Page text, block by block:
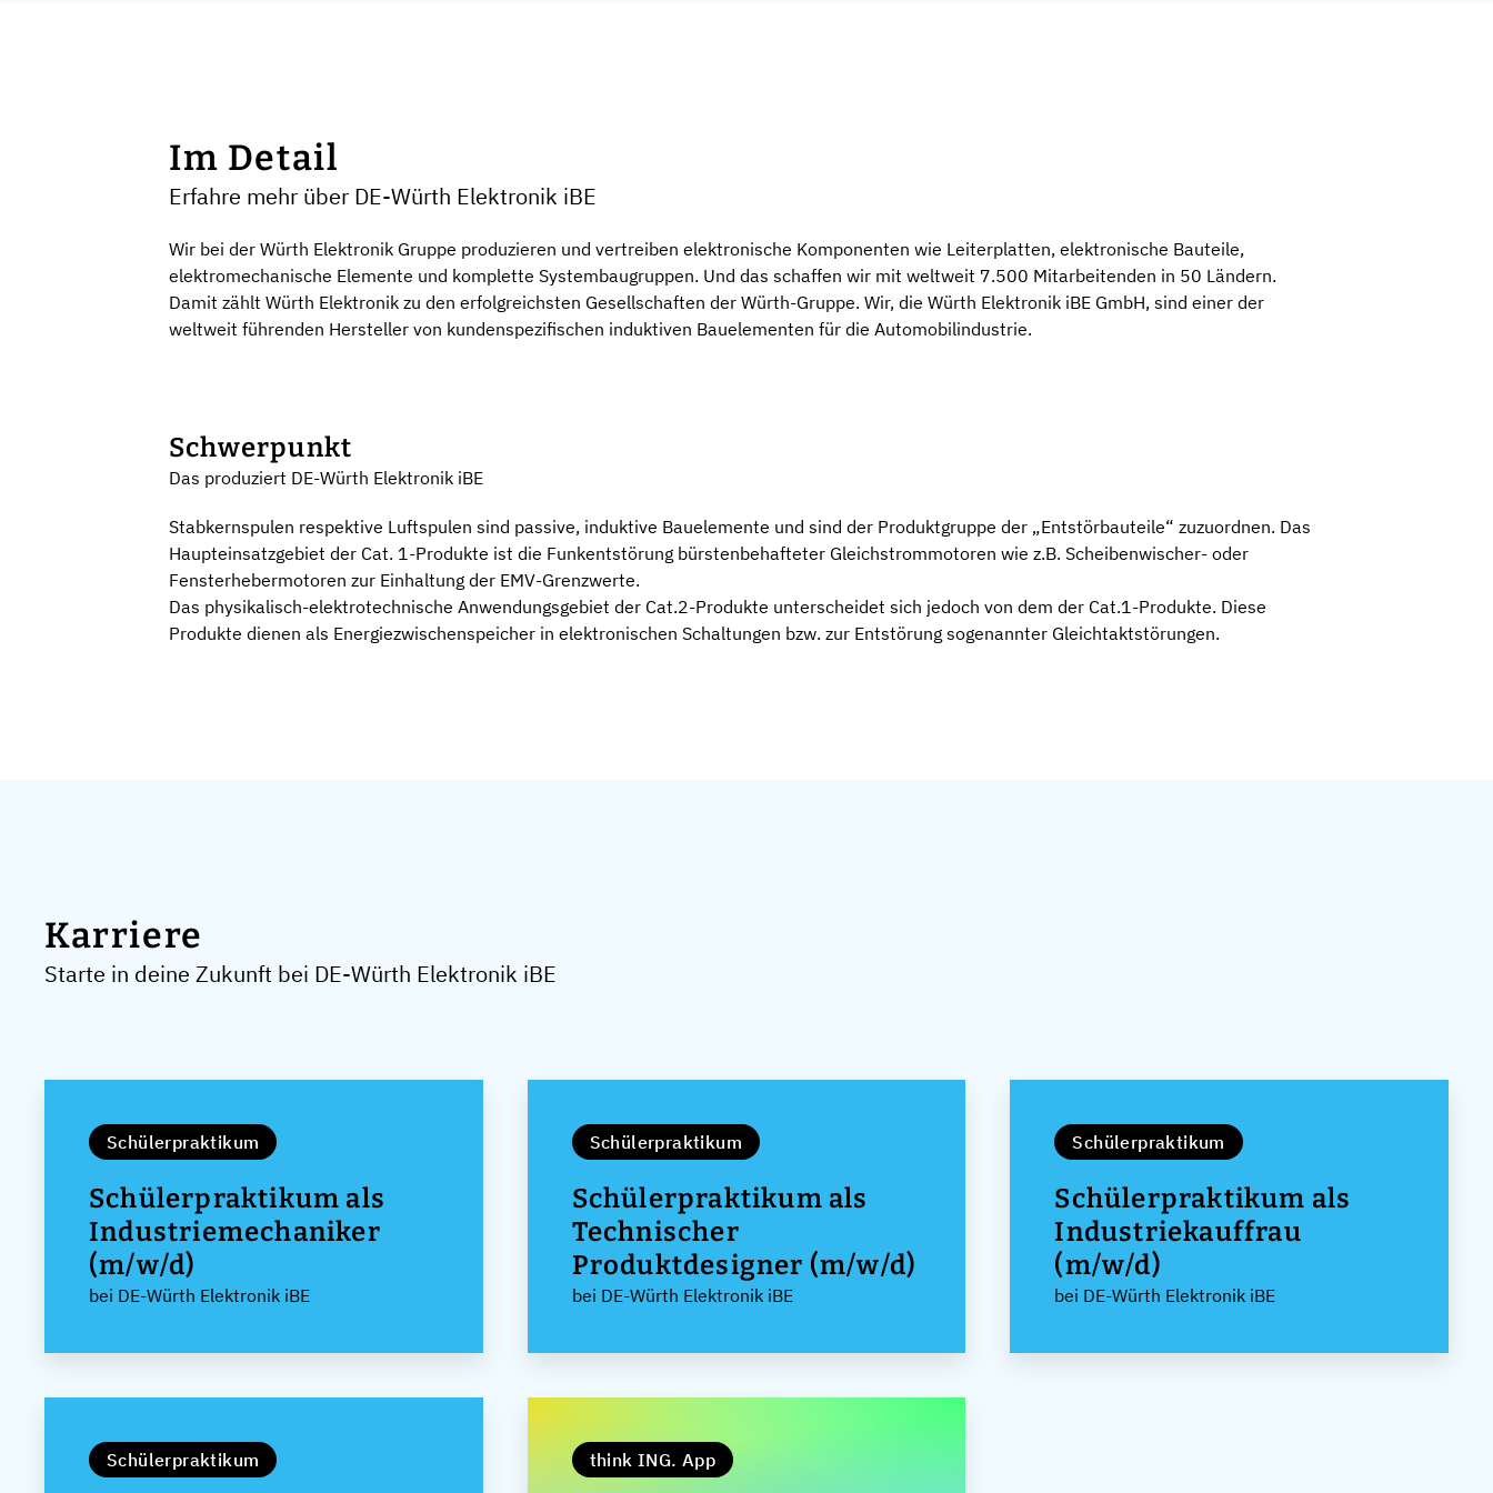
Im Detail
Erfahre mehr über DE-Würth Elektronik iBE
Wir bei der Würth Elektronik Gruppe produzieren und vertreiben elektronische Komponenten wie Leiterplatten, elektronische Bauteile,
elektromechanische Elemente und komplette Systembaugruppen. Und das schaffen wir mit weltweit 7.500 Mitarbeitenden in 50 Ländern.
Damit zählt Würth Elektronik zu den erfolgreichsten Gesellschaften der Würth-Gruppe. Wir, die Würth Elektronik iBE GmbH, sind einer der
weltweit führenden Hersteller von kundenspezifischen induktiven Bauelementen für die Automobilindustrie.
Schwerpunkt
Das produziert DE-Würth Elektronik iBE
Stabkernspulen respektive Luftspulen sind passive, induktive Bauelemente und sind der Produktgruppe der „Entstörbauteile“ zuzuordnen. Das
Haupteinsatzgebiet der Cat. 1-Produkte ist die Funkentstörung bürstenbehafteter Gleichstrommotoren wie z.B. Scheibenwischer- oder
Fensterhebermotoren zur Einhaltung der EMV-Grenzwerte.
Das physikalisch-elektrotechnische Anwendungsgebiet der Cat.2-Produkte unterscheidet sich jedoch von dem der Cat.1-Produkte. Diese
Produkte dienen als Energiezwischenspeicher in elektronischen Schaltungen bzw. zur Entstörung sogenannter Gleichtaktstörungen.
Karriere
Starte in deine Zukunft bei DE-Würth Elektronik iBE
Schülerpraktikum
Schülerpraktikum als
Industriemechaniker
(m/w/d)
bei DE-Würth Elektronik iBE
Schülerpraktikum
Schülerpraktikum als
Technischer
Produktdesigner (m/w/d)
bei DE-Würth Elektronik iBE
Schülerpraktikum
Schülerpraktikum als
Industriekauffrau
(m/w/d)
bei DE-Würth Elektronik iBE
Schülerpraktikum think ING. App